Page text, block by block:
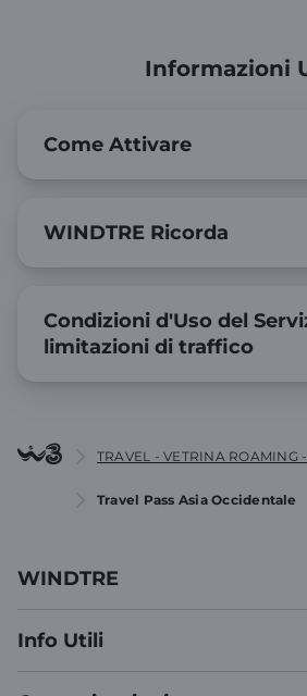
Informazioni
Come Attivare
WINDTRE Ricorda
Condizioni d'Uso del
limitazioni di traffico
TRAVEL - VETRINA
Travel Pass Asia Occidentale
WINDTRE
Info Utili